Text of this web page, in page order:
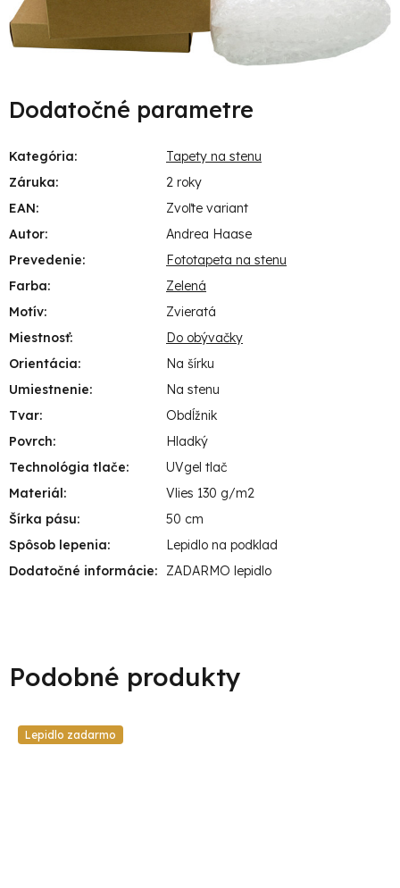
Dodatočné parametre
Kategória:
Tapety na stenu
Záruka:
2 roky
EAN:
Zvoľte variant
Autor:
Andrea Haase
Prevedenie:
Fototapeta na stenu
Farba:
Zelená
Motív:
Zvieratá
Miestnosť:
Do obývačky
Orientácia:
Na šírku
Umiestnenie:
Na stenu
Tvar:
Obdĺžnik
Povrch:
Hladký
Technológia tlače:
UVgel tlač
Materiál:
Vlies 130 g/m2
Šírka pásu:
50 cm
Spôsob lepenia:
Lepidlo na podklad
Dodatočné informácie: ZADARMO lepidlo
Lepidlo zadarmo